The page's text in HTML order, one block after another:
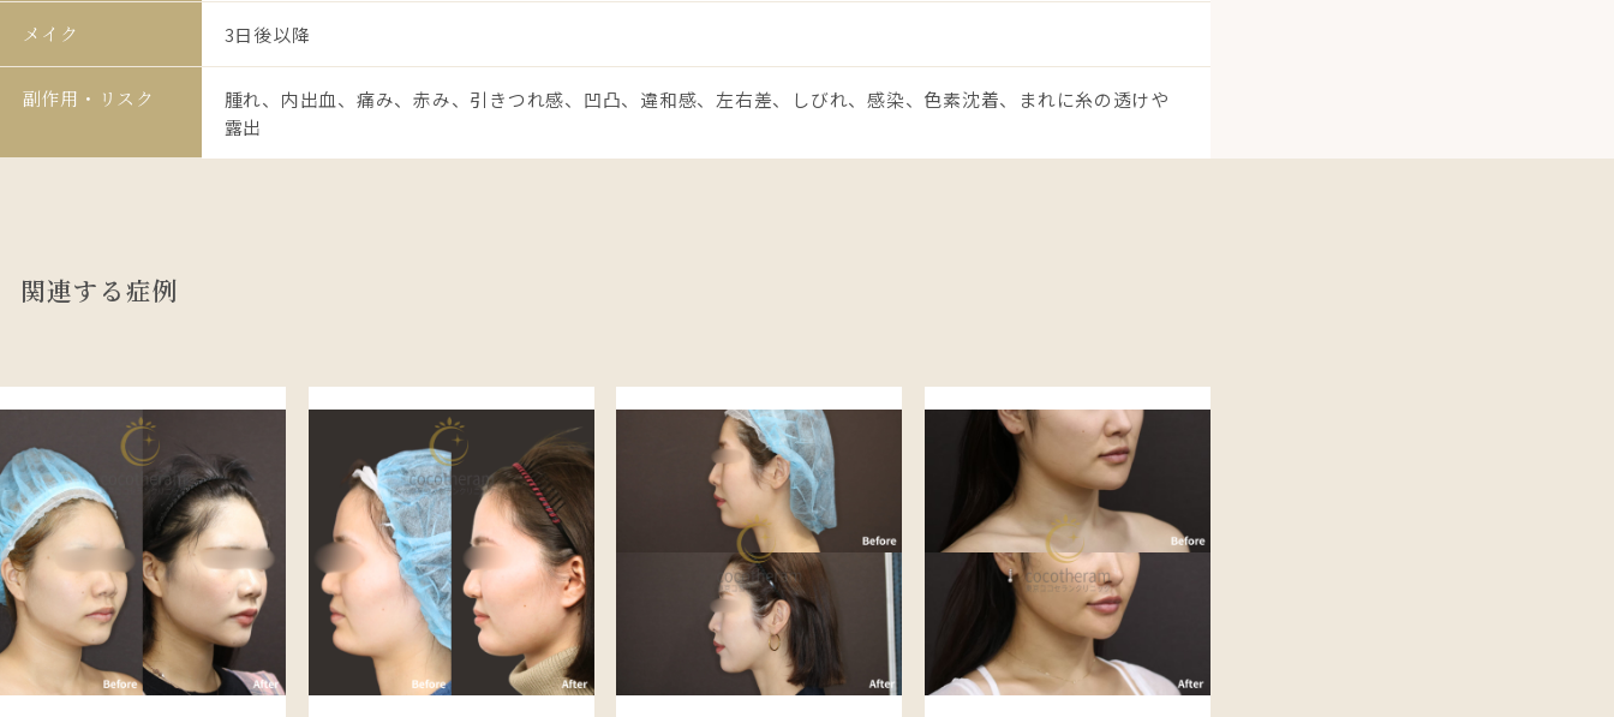
メイク 3日後以降
副作用・リスク
腫れ、内出血、痛み、赤み、引きつれ感、凹凸、違和感、左右差、しびれ、感染、色素沈着、まれに糸の透けや
露出
関連する症例